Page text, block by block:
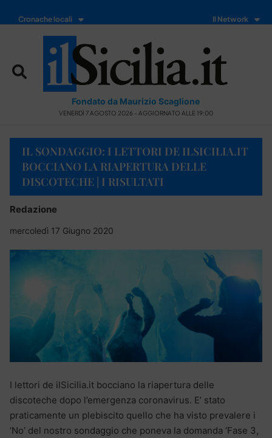
Cronache locali Il Network
Fondato da Maurizio Scaglione
VENERDÌ 7 AGOSTO 2026 - AGGIORNATO ALLE 19:00
IL SONDAGGIO: I LETTORI DE ILSICILIA.IT
BOCCIANO LA RIAPERTURA DELLE
DISCOTECHE | I RISULTATI
Redazione
mercoledì 17 Giugno 2020
I lettori de ilSicilia.it bocciano la riapertura delle
discoteche dopo l’emergenza coronavirus. E’ stato
praticamente un plebiscito quello che ha visto prevalere i
‘No’ del nostro sondaggio che poneva la domanda ‘Fase 3,